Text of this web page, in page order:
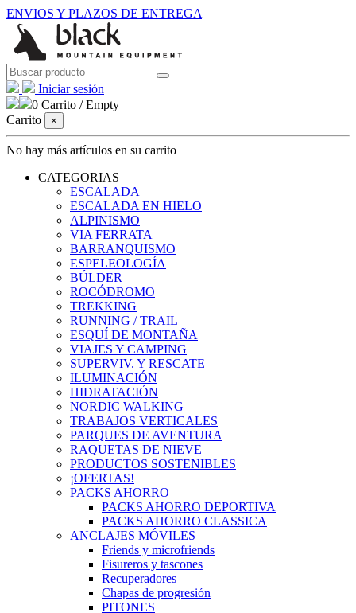
ENVIOS Y PLAZOS DE ENTREGA
Iniciar sesión
0 Carrito /Empty
Carrito
×
No hay más artículos en su carrito
CATEGORIAS
ESCALADA
ESCALADA EN HIELO
ALPINISMO
VIA FERRATA
BARRANQUISMO
ESPELEOLOGÍA
BÚLDER
ROCÓDROMO
TREKKING
RUNNING / TRAIL
ESQUÍ DE MONTAÑA
VIAJES Y CAMPING
SUPERVIV. Y RESCATE
ILUMINACIÓN
HIDRATACIÓN
NORDIC WALKING
TRABAJOS VERTICALES
PARQUES DE AVENTURA
RAQUETAS DE NIEVE
PRODUCTOS SOSTENIBLES
¡OFERTAS!
PACKS AHORRO
PACKS AHORRO DEPORTIVA
PACKS AHORRO CLASSICA
ANCLAJES MÓVILES
Friends y microfriends
Fisureros y tascones
Recuperadores
Chapas de progresión
PITONES